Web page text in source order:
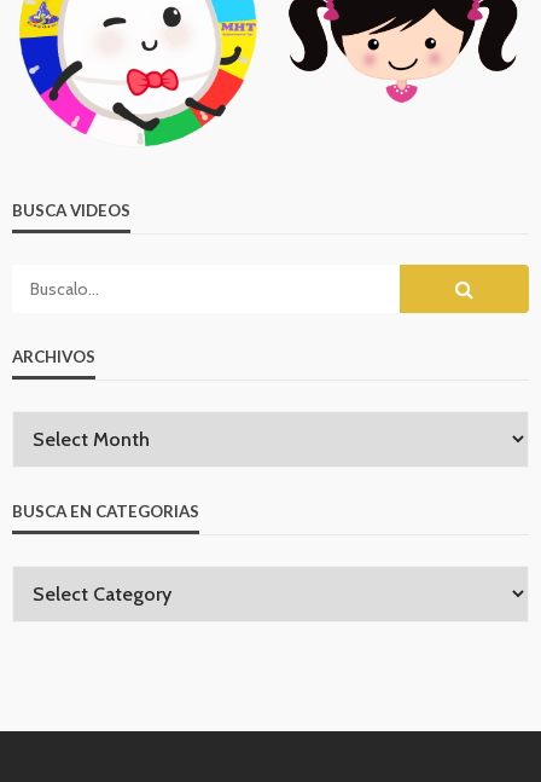
BUSCA VIDEOS
ARCHIVOS
BUSCA EN CATEGORIAS